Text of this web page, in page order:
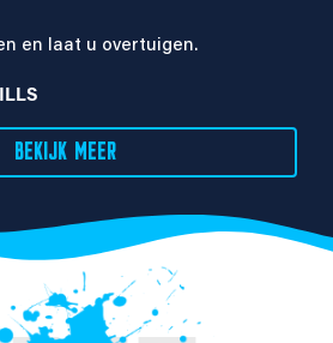
en laat u overtuigen.
BEKIJK MEER